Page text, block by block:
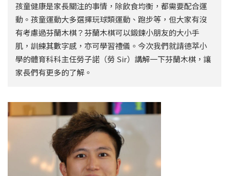
孩童健康是家長關注的事情，除飲食均衡，都需要配合運
動。孩童運動大多選擇玩球類運動、跑步等，但大家有沒
有考慮過芬蘭木棋？芬蘭木棋可以鍛鍊小朋友的大小手
肌，訓練其數字感，亦可學習禮儀。今次我們就請德萃小
學的體育科科主任勞子諾（勞 Sir）講解一下芬蘭木棋，讓
家長們有更多的了解。